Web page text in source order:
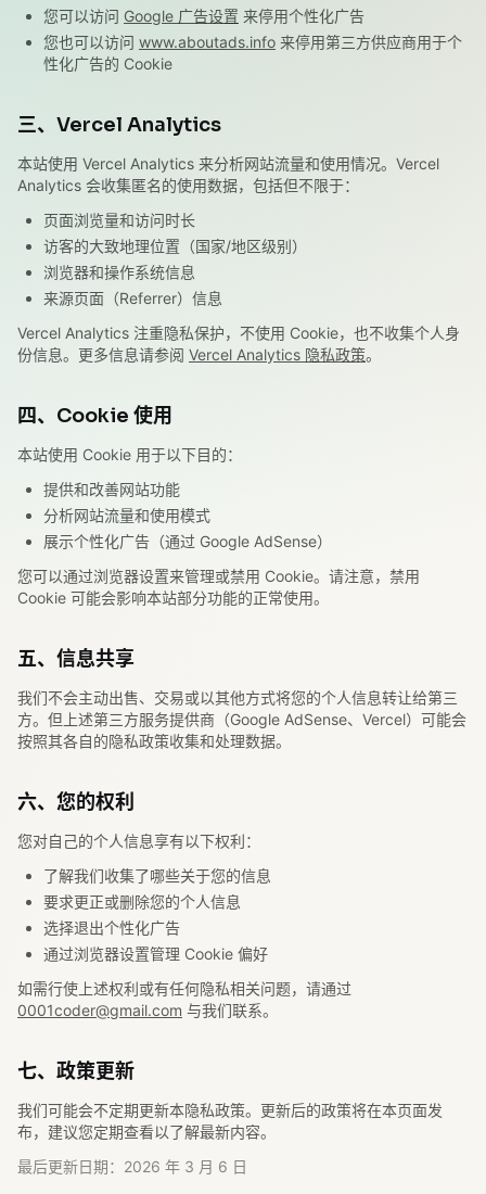
您可以访问 Google 广告设置 来停用个性化广告
您也可以访问 www.aboutads.info 来停用第三方供应商用于个
性化广告的 Cookie
三、Vercel Analytics
本站使用 Vercel Analytics 来分析网站流量和使用情况。Vercel
Analytics 会收集匿名的使用数据，包括但不限于：
页面浏览量和访问时长
访客的大致地理位置（国家/地区级别）
浏览器和操作系统信息
来源页面（Referrer）信息
Vercel Analytics 注重隐私保护，不使用 Cookie，也不收集个人身
份信息。更多信息请参阅 Vercel Analytics 隐私政策。
四、Cookie 使用
本站使用 Cookie 用于以下目的：
提供和改善网站功能
分析网站流量和使用模式
展示个性化广告（通过 Google AdSense）
您可以通过浏览器设置来管理或禁用 Cookie。请注意，禁用
Cookie 可能会影响本站部分功能的正常使用。
五、信息共享
我们不会主动出售、交易或以其他方式将您的个人信息转让给第三
方。但上述第三方服务提供商（Google AdSense、Vercel）可能会
按照其各自的隐私政策收集和处理数据。
六、您的权利
您对自己的个人信息享有以下权利：
了解我们收集了哪些关于您的信息
要求更正或删除您的个人信息
选择退出个性化广告
通过浏览器设置管理 Cookie 偏好
如需行使上述权利或有任何隐私相关问题，请通过
0001coder@gmail.com 与我们联系。
七、政策更新
我们可能会不定期更新本隐私政策。更新后的政策将在本页面发
布，建议您定期查看以了解最新内容。
最后更新日期：2026 年 3 月 6 日